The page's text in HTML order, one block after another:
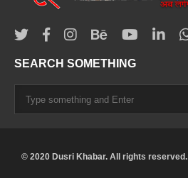
SEARCH SOMETHING
© 2020 Dusri Khabar. All rights reserved.